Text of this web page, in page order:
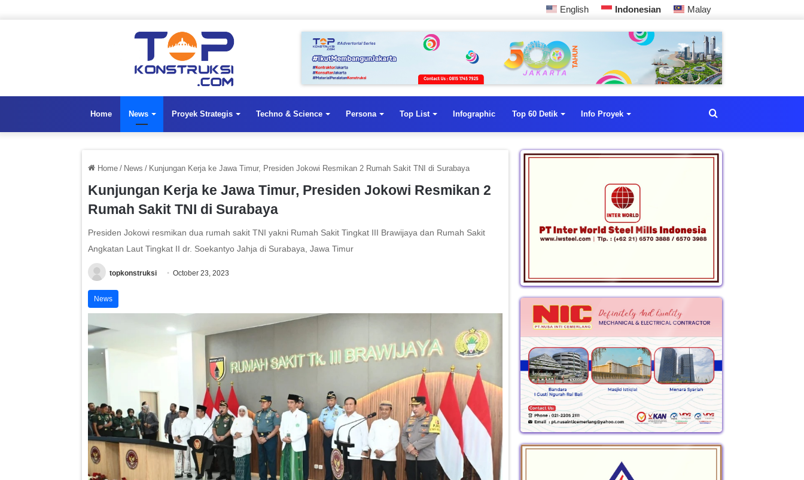
English Indonesian Malay
Home News Proyek Strategis Techno & Science Persona Top List Infographic Top 60 Detik Info Proyek
Home / News / Kunjungan Kerja ke Jawa Timur, Presiden Jokowi Resmikan 2 Rumah Sakit TNI di Surabaya
Kunjungan Kerja ke Jawa Timur, Presiden Jokowi Resmikan 2
Rumah Sakit TNI di Surabaya
Presiden Jokowi resmikan dua rumah sakit TNI yakni Rumah Sakit Tingkat III Brawijaya dan Rumah Sakit
Angkatan Laut Tingkat II dr. Soekantyo Jahja di Surabaya, Jawa Timur
topkonstruksi October 23, 2023
News